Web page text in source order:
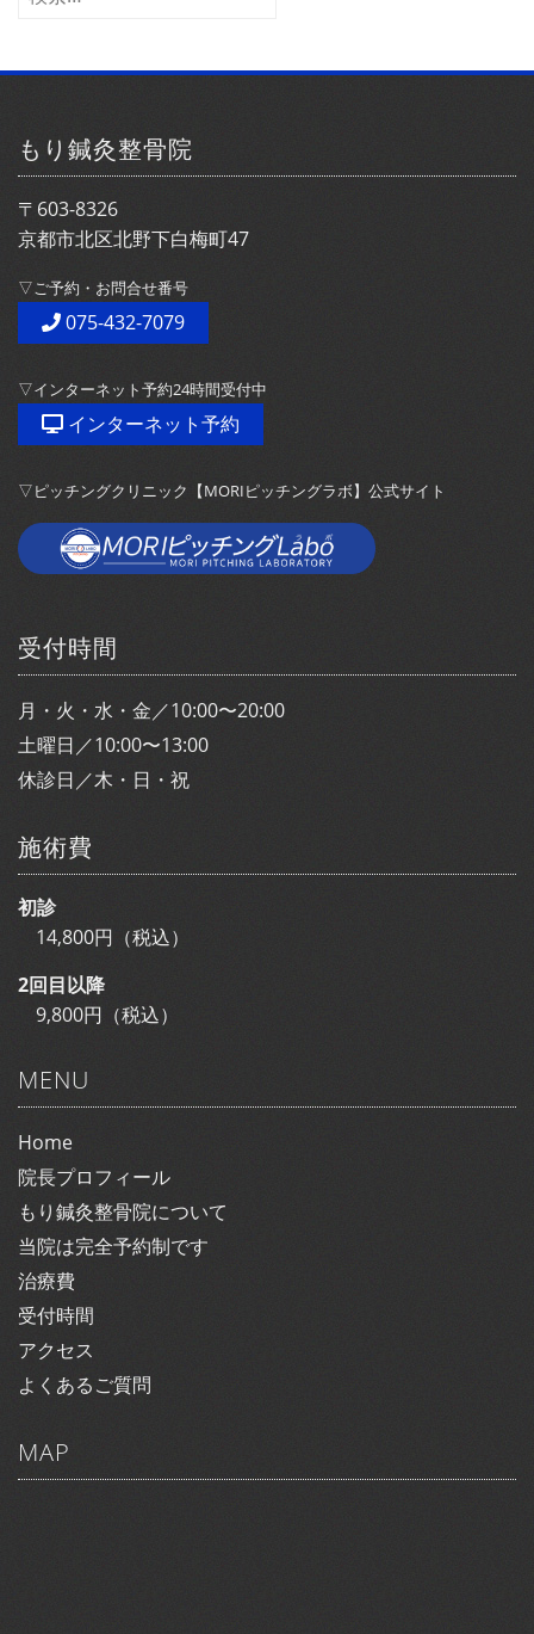
もり鍼灸整骨院
〒603-8326
京都市北区北野下白梅町47
▽ご予約・お問合せ番号
075-432-7079
▽インターネット予約24時間受付中
インターネット予約
▽ピッチングクリニック【MORIピッチングラボ】公式サイト
受付時間
月・火・水・金／10:00〜20:00
土曜日／10:00〜13:00
休診日／木・日・祝
施術費
初診
14,800円（税込）
2回目以降
9,800円（税込）
MENU
Home
院長プロフィール
もり鍼灸整骨院について
当院は完全予約制です
治療費
受付時間
アクセス
よくあるご質問
MAP